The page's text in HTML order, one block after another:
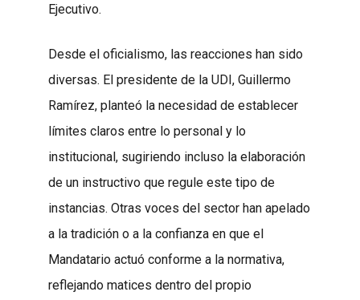
Ejecutivo.
Desde el oficialismo, las reacciones han sido
diversas. El presidente de la UDI, Guillermo
Ramírez, planteó la necesidad de establecer
límites claros entre lo personal y lo
institucional, sugiriendo incluso la elaboración
de un instructivo que regule este tipo de
instancias. Otras voces del sector han apelado
a la tradición o a la confianza en que el
Mandatario actuó conforme a la normativa,
reflejando matices dentro del propio